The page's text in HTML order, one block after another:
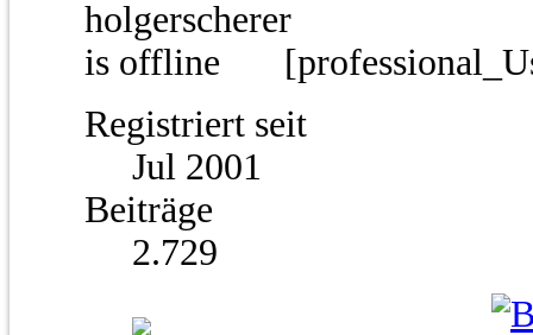
Registriert seit
Jul 2001
Beiträge
2.729